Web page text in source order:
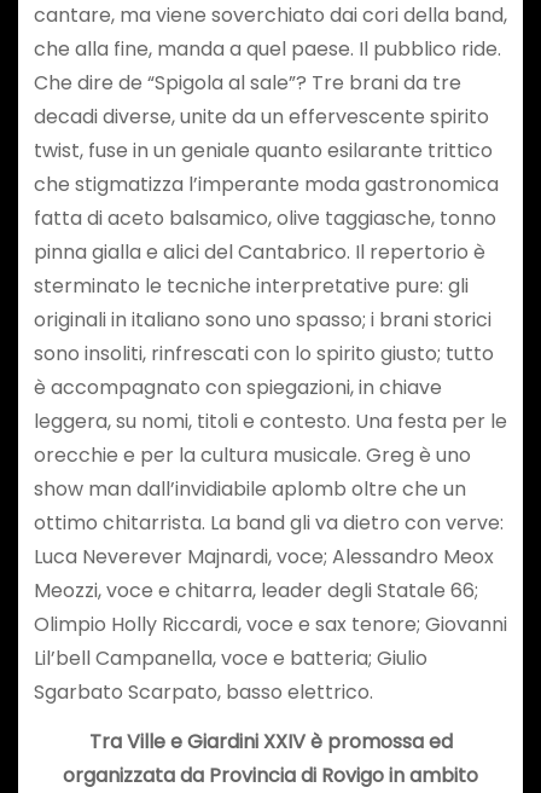
cantare, ma viene soverchiato dai cori della band,
che alla fine, manda a quel paese. Il pubblico ride.
Che dire de “Spigola al sale”? Tre brani da tre
decadi diverse, unite da un effervescente spirito
twist, fuse in un geniale quanto esilarante trittico
che stigmatizza l’imperante moda gastronomica
fatta di aceto balsamico, olive taggiasche, tonno
pinna gialla e alici del Cantabrico. Il repertorio è
sterminato le tecniche interpretative pure: gli
originali in italiano sono uno spasso; i brani storici
sono insoliti, rinfrescati con lo spirito giusto; tutto
è accompagnato con spiegazioni, in chiave
leggera, su nomi, titoli e contesto. Una festa per le
orecchie e per la cultura musicale. Greg è uno
show man dall’invidiabile aplomb oltre che un
ottimo chitarrista. La band gli va dietro con verve:
Luca Neverever Majnardi, voce; Alessandro Meox
Meozzi, voce e chitarra, leader degli Statale 66;
Olimpio Holly Riccardi, voce e sax tenore; Giovanni
Lil’bell Campanella, voce e batteria; Giulio
Sgarbato Scarpato, basso elettrico.
Tra Ville e Giardini XXIV è promossa ed
organizzata da Provincia di Rovigo in ambito